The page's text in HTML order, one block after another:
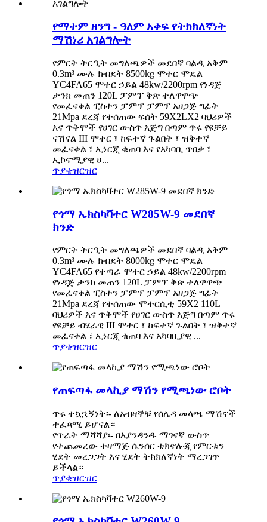
የማተም ዘንግ - ዓለም አቀፍ የትክክለኛነት
ማሽነሪ አገልግሎት
የምርት ትርዒት ​​መግለጫዎች መደበኛ ባልዲ አቅም
0.3m³ ሙሉ ክብደት 8500kg ሞተር ሞዴል
YC4FA65 ሞተር ኃይል 48kw/2200rpm የነዳጅ
ታንክ መጠን 120L ፓምፕ ቅጽ ተለዋዋጭ
የመፈናቀል ፒስተን ፓምፕ ፓምፕ አዘጋጅ ግፊት
21Mpa ደረጃ የተሰጠው ፍሰት 59X2LX2 ባህሪዎች
እና ጥቅሞች የሀገር ውስጥ እጅግ በጣም ጥሩ የዩቻይ
ናሽናል III ሞተር ፣ ከፍተኛ ጉልበት ፣ ዝቅተኛ
መፈናቀል ፣ ኢነርጂ ቁጠባ እና የአካባቢ ጥበቃ ፣
ኢኮኖሚያዊ ሀ...
ጥያቄዝርዝር
የጎማ ኤክስካቫተር W285W-9 መደበኛ
ክንድ
የምርት ትርዒት ​​መግለጫዎች መደበኛ ባልዲ አቅም
0.3m³ ሙሉ ክብደት 8000kg ሞተር ሞዴል
YC4FA65 የተጣራ ሞተር ኃይል 48kw/2200rpm
የነዳጅ ታንክ መጠን 120L ፓምፕ ቅጽ ተለዋዋጭ
የመፈናቀል ፒስተን ፓምፕ ፓምፕ አዘጋጅ ግፊት
21Mpa ደረጃ የተሰጠው ሞተርሲቲ 59X2 110L
ባህሪዎች እና ጥቅሞች የሀገር ውስጥ እጅግ በጣም ጥሩ
የዩቻይ ብሄራዊ III ሞተር ፣ ከፍተኛ ጉልበት ፣ ዝቅተኛ
መፈናቀል ፣ ኢነርጂ ቁጠባ እና አካባቢያዊ ...
ጥያቄዝርዝር
የጠፍጣፋ መላኪያ ማሽን የሚጫነው ሮቦት
ጥሩ ተኳኋኝነት፡- ለአብዛኞቹ የሰሌዳ መላጫ ማሽኖች
ተፈጻሚ ይሆናል።
የጥራት ማሻሻያ፡- በእያንዳንዱ ማገናኛ ውስጥ
የተጨመረው ተዛማጅ ሴንሰር ቴክኖሎጂ የምርቱን
ሂደት መረጋጋት እና ሂደት ትክክለኛነት ማረጋገጥ
ይችላል።
ጥያቄዝርዝር